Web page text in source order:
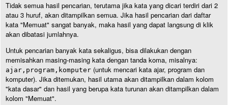
Tidak semua hasil pencarian, terutama jika kata yang dicari terdiri dari 2
atau 3 huruf, akan ditampilkan semua. Jika hasil pencarian dari daftar
kata "Memuat" sangat banyak, maka hasil yang dapat langsung di klik
akan dibatasi jumlahnya.
Untuk pencarian banyak kata sekaligus, bisa dilakukan dengan
memisahkan masing-masing kata dengan tanda koma, misalnya:
ajar,program,komputer (untuk mencari kata ajar, program dan
komputer). Jika ditemukan, hasil utama akan ditampilkan dalam kolom
"kata dasar" dan hasil yang berupa kata turunan akan ditampilkan dalam
kolom "Memuat".